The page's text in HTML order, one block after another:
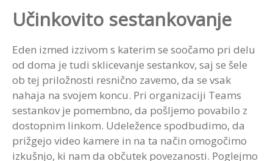
Učinkovito sestankovanje
Eden izmed izzivom s katerim se soočamo pri delu
od doma je tudi sklicevanje sestankov, saj se šele
ob tej priložnosti resnično zavemo, da se vsak
nahaja na svojem koncu. Pri organizaciji Teams
sestankov je pomembno, da pošljemo povabilo z
dostopnim linkom. Udeležence spodbudimo, da
prižgejo video kamere in na ta način omogočimo
izkušnjo, ki nam da občutek povezanosti. Poglejmo